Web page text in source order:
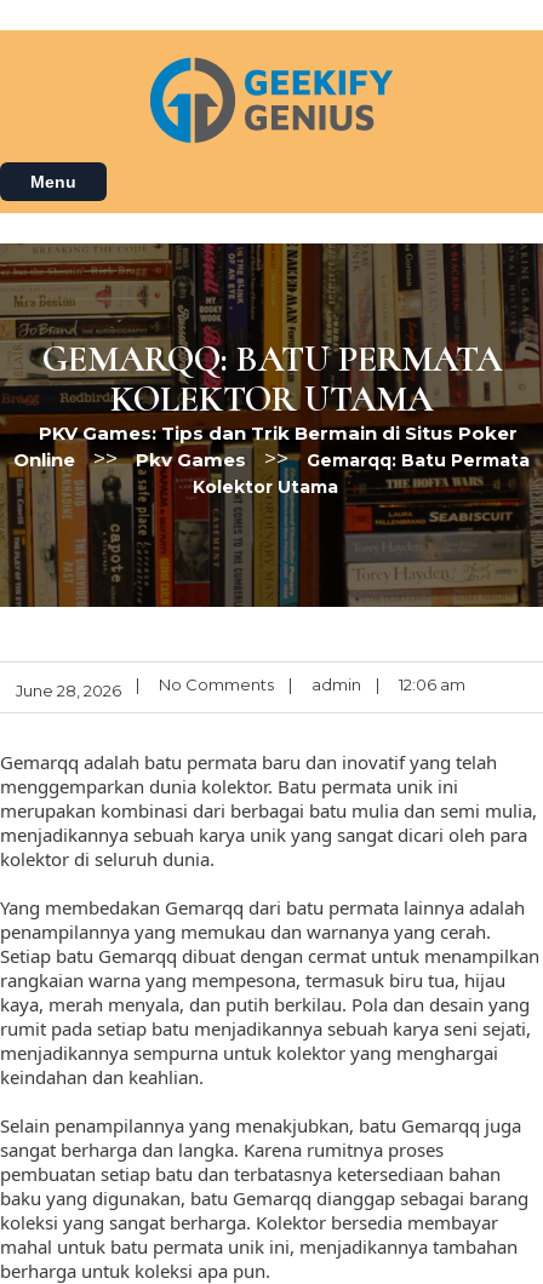
Menu
GEMARQQ: BATU PERMATA
KOLEKTOR UTAMA
PKV Games: Tips dan Trik Bermain di Situs Poker
Online >> Pkv Games >>
Gemarqq: Batu Permata
Kolektor Utama
June 28, 2026 | No Comments | admin | 12:06 am
Gemarqq adalah batu permata baru dan inovatif yang telah
menggemparkan dunia kolektor. Batu permata unik ini
merupakan kombinasi dari berbagai batu mulia dan semi mulia,
menjadikannya sebuah karya unik yang sangat dicari oleh para
kolektor di seluruh dunia.
Yang membedakan Gemarqq dari batu permata lainnya adalah
penampilannya yang memukau dan warnanya yang cerah.
Setiap batu Gemarqq dibuat dengan cermat untuk menampilkan
rangkaian warna yang mempesona, termasuk biru tua, hijau
kaya, merah menyala, dan putih berkilau. Pola dan desain yang
rumit pada setiap batu menjadikannya sebuah karya seni sejati,
menjadikannya sempurna untuk kolektor yang menghargai
keindahan dan keahlian.
Selain penampilannya yang menakjubkan, batu Gemarqq juga
sangat berharga dan langka. Karena rumitnya proses
pembuatan setiap batu dan terbatasnya ketersediaan bahan
baku yang digunakan, batu Gemarqq dianggap sebagai barang
koleksi yang sangat berharga. Kolektor bersedia membayar
mahal untuk batu permata unik ini, menjadikannya tambahan
berharga untuk koleksi apa pun.